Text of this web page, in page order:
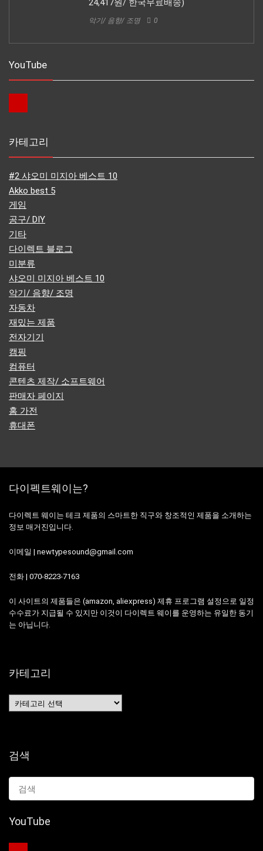
악기/ 음향/ 조명 0
YouTube
카테고리
#2 샤오미 미지아 베스트 10
Akko best 5
게임
공구/ DIY
기타
다이렉트 블로그
미분류
샤오미 미지아 베스트 10
악기/ 음향/ 조명
자동차
재밌는 제품
전자기기
캠핑
컴퓨터
콘텐츠 제작/ 소프트웨어
판매자 페이지
홈 가전
휴대폰
다이펙트웨이는?
다이렉트 웨이는 테크 제품의 스마트한 직구와 창조적인 제품을 소개하는
정보 매거진입니다.
이메일 | newtypesound@gmail.com
전화 | 070-8223-7163
이 사이트의 제품들은 (amazon, aliexpress) 제휴 프로그램 설정으로 일정
수수료가 지급될 수 있지만 이것이 다이렉트 웨이를 운영하는 유일한 동기
는 아닙니다.
카테고리
카
테
검색
YouTube